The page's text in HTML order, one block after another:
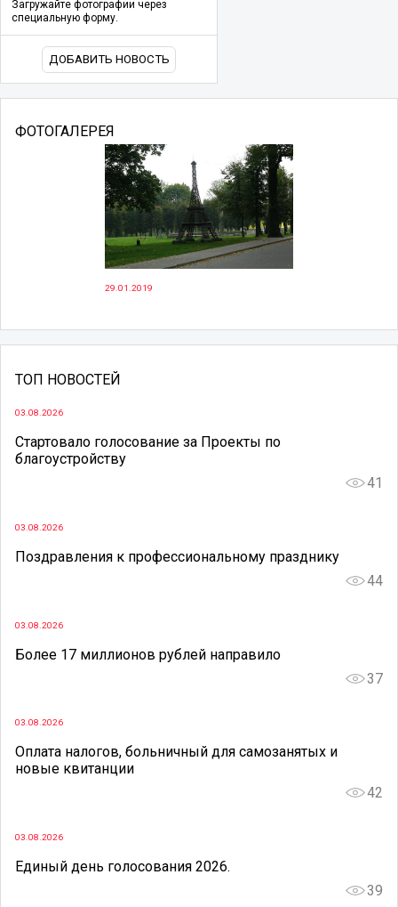
Загружайте фотографии через
специальную форму.
ДОБАВИТЬ НОВОСТЬ
ФОТОГАЛЕРЕЯ
29.01.2019
ТОП НОВОСТЕЙ
03.08.2026
Стартовало голосование за Проекты по
благоустройству
41
03.08.2026
Поздравления к профессиональному празднику
44
03.08.2026
Более 17 миллионов рублей направило
37
03.08.2026
Оплата налогов, больничный для самозанятых и
новые квитанции
42
03.08.2026
Единый день голосования 2026.
39